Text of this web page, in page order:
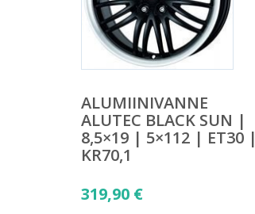
ALUMIINIVANNE
ALUTEC BLACK SUN |
8,5×19 | 5×112 | ET30 |
KR70,1
319,90 €